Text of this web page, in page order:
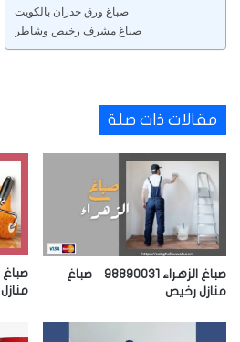
صباغ ورق جدران بالكويت
صباغ مشرف رخيص وشاطر
مقالات ذات صلة
صباغ الزهراء 98890031 – صباغ
منازل رخيص
منازل